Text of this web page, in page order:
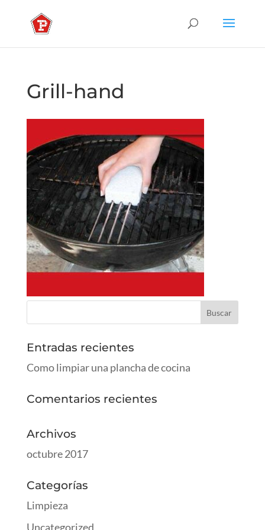
Grill-hand
Entradas recientes
Como limpiar una plancha de cocina
Comentarios recientes
Archivos
octubre 2017
Categorías
Limpieza
Uncategorized